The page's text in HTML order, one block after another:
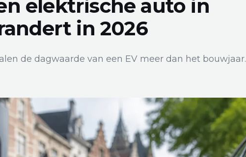
elektrische auto in
in 2026
de dagwaarde van een EV meer dan het bouwjaar.